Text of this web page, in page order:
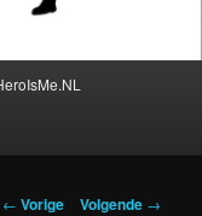
Berichtnavigatie
← Vorige Volgende →